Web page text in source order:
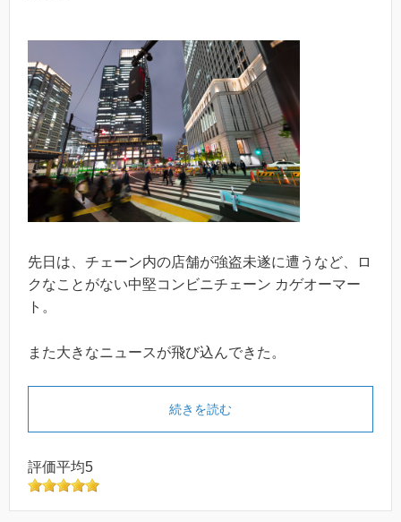
先日は、チェーン内の店舗が強盗未遂に遭うなど、ロ
クなことがない中堅コンビニチェーン カゲオーマー
ト。
また大きなニュースが飛び込んできた。
続きを読む
評価平均5